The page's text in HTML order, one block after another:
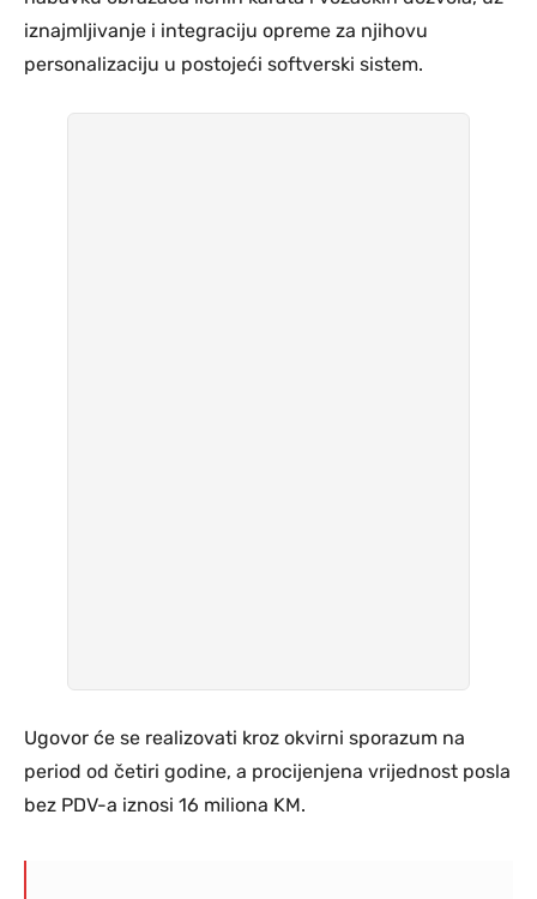
iznajmljivanje i integraciju opreme za njihovu
personalizaciju u postojeći softverski sistem.
Ugovor će se realizovati kroz okvirni sporazum na
period od četiri godine, a procijenjena vrijednost posla
bez PDV-a iznosi 16 miliona KM.